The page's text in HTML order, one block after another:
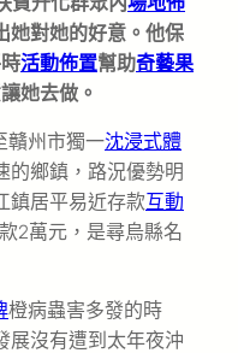
她對她的好意。他保
活動佈置幫助奇藝果
她去做。
贛州市獨一沈浸式體
的鄉鎮，路況優勢明
鎮居平易近存款互動
2萬元，是尋烏縣名
橙病蟲害多發的時
展沒有遭到太年夜沖